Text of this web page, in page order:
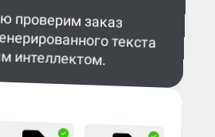
проверим заказ
текста
интеллектом.